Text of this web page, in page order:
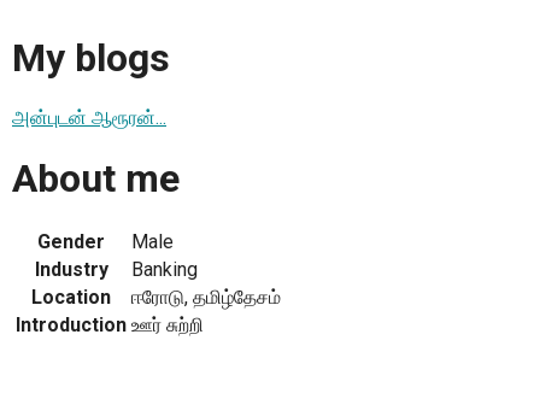
My blogs
அன்புடன் ஆரூரன்...
About me
Gender
Male
Industry
Banking
Location
ஈரோடு, தமிழ்தேசம்
Introduction ஊர் சுற்றி